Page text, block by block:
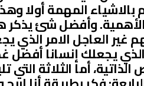
بالاشياء المهمة أولا
وأفضل شئ يذكر
غير العاجل الامر الذي
يجعلك إنسانا أفضل
أما الثلاثة التي